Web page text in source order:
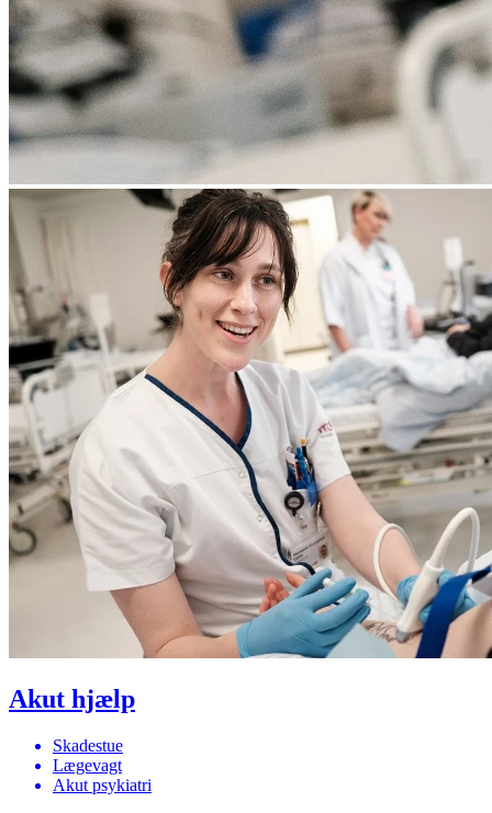
Akut hjælp
Skadestue
Lægevagt
Akut psykiatri